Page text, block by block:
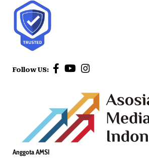
Follow US:
Anggota AMSI